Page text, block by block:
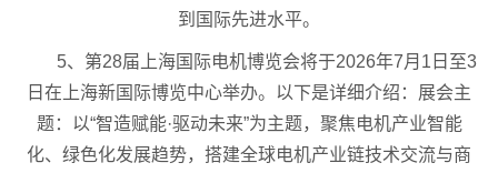
到国际先进水平。
5、第28届上海国际电机博览会将于2026年7月1日至3
日在上海新国际博览中心举办。以下是详细介绍：展会主
题：以“智造赋能·驱动未来”为主题，聚焦电机产业智能
化、绿色化发展趋势，搭建全球电机产业链技术交流与商